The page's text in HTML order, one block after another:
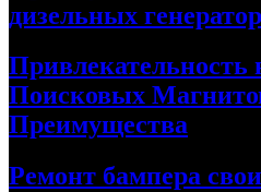
дизельных
Привлекательность
Поисковых
Преимущества
Ремонт бампера